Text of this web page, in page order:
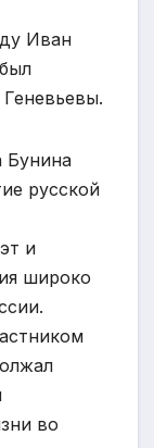
Иван
Бунина
русской
и
широко
во